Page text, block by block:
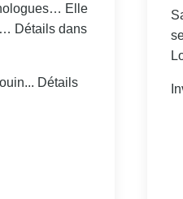
Elle
Détails dans
Détails